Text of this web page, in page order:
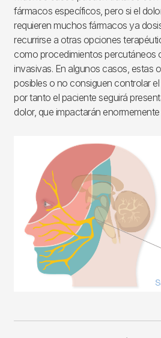
fármacos específicos, pero si el
requieren muchos fármacos ya
recurrirse a otras opciones
como procedimientos percutáneos
invasivas. En algunos casos, estas
posibles o no consiguen controlar
por tanto el paciente seguirá
dolor, que impactarán